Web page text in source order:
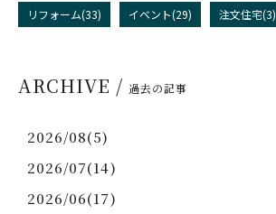
リフォーム(33) イベント(29) 注文住宅(3)
ARCHIVE / 過去の記事
2026/08(5)
2026/07(14)
2026/06(17)